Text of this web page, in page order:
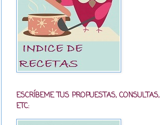
ESCRÍBEME TUS PROPUESTAS, CONSULTAS,
ETC: